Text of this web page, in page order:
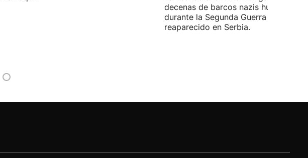
decenas de barcos nazis hundidos
durante la Segunda Guerra Mundial
reaparecido en Serbia.